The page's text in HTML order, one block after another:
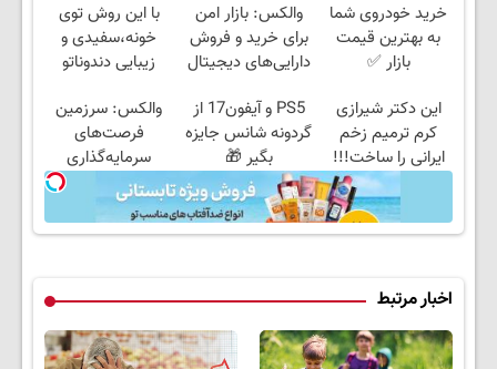
خرید خودروی شما
به بهترین قیمت
بازار ✅
والکس: بازار امن
برای خرید و فروش
دارایی‌های دیجیتال
با این روش توی
خونه،سفیدی و
زیبایی دندوناتو
این دکتر شیرازی
کرم ترمیم زخم
ایرانی را ساخت!!!
PS5 و آیفون17 از
گردونه شانس جایزه
بگیر 🎁
والکس: سرزمین
فرصت‌های
سرمایه‌گذاری
دیجیتال شما
اخبار مرتبط